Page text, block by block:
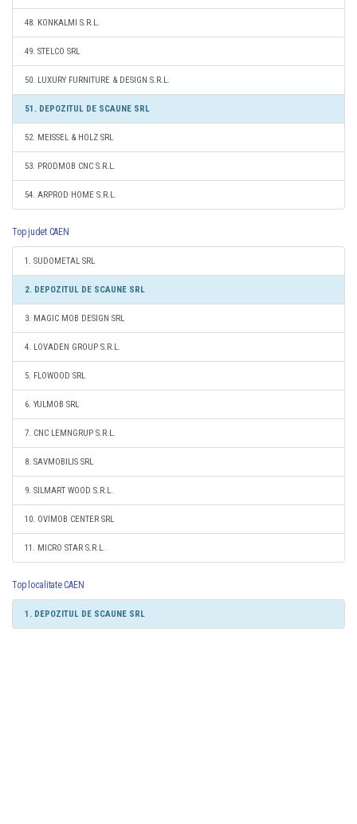
48. KONKALMI S.R.L.
49. STELCO SRL
50. LUXURY FURNITURE & DESIGN S.R.L.
51. DEPOZITUL DE SCAUNE SRL
52. MEISSEL & HOLZ SRL
53. PRODMOB CNC S.R.L.
54. ARPROD HOME S.R.L.
Top judet CAEN
1. SUDOMETAL SRL
2. DEPOZITUL DE SCAUNE SRL
3. MAGIC MOB DESIGN SRL
4. LOVADEN GROUP S.R.L.
5. FLOWOOD SRL
6. YULMOB SRL
7. CNC LEMNGRUP S.R.L.
8. SAVMOBILIS SRL
9. SILMART WOOD S.R.L.
10. OVIMOB CENTER SRL
11. MICRO STAR S.R.L.
Top localitate CAEN
1. DEPOZITUL DE SCAUNE SRL